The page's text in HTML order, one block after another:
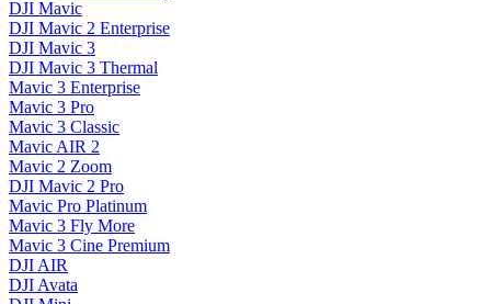
DJI Mavic
DJI Mavic 2 Enterprise
DJI Mavic 3
DJI Mavic 3 Thermal
Mavic 3 Enterprise
Mavic 3 Pro
Mavic 3 Сlassic
Mavic AIR 2
Mavic 2 Zoom
DJI Mavic 2 Pro
Mavic Pro Platinum
Mavic 3 Fly More
Mavic 3 Cine Premium
DJI AIR
DJI Avata